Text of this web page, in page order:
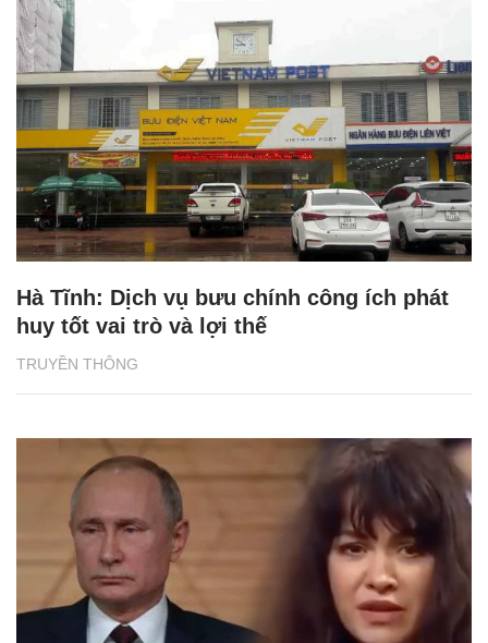
TRUYỀN THÔNG
Hà Tĩnh: Dịch vụ bưu chính công ích phát
huy tốt vai trò và lợi thế